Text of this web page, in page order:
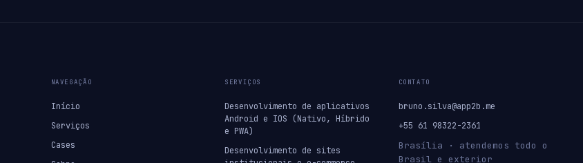
NAVEGAÇÃO
Início
Serviços
Cases
SERVIÇOS
Desenvolvimento de aplicativos
Android e IOS (Nativo, Híbrido
e PWA)
Desenvolvimento de sites
CONTATO
bruno.silva@app2b.me
+55 61 98322-2361
Brasília · atendemos todo o
Brasil e exterior